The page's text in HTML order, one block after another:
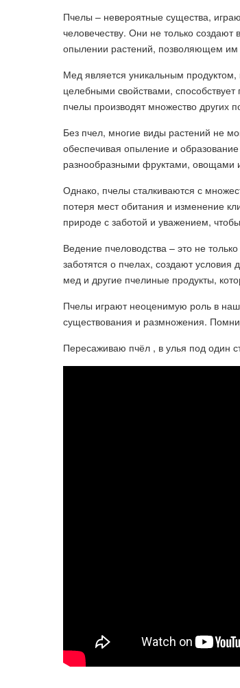
Пчелы – невероятные существа,
человечеству. Они не только
опылении растений, позволяющем им
Мед является уникальным
целебными свойствами,
пчелы производят множество других
Без пчел, многие виды растений не
обеспечивая опыление и
разнообразными фруктами, овощами
Однако, пчелы сталкиваются с
потеря мест обитания и изменение
природе с заботой и уважением,
Ведение пчеловодства – это не
заботятся о пчелах, создают
мед и другие пчелиные продукты,
Пчелы играют неоценимую роль в
существования и размножения.
Пересаживаю пчёл , в улья под один